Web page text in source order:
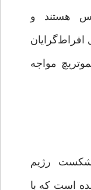
هستند و
افراط‌گرایان
مواجه
شکست رژیم
موجب شده است که با